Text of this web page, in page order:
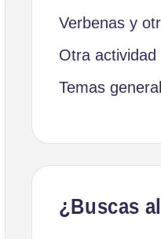
Verbenas y
Otra actividad
Temas
¿Buscas